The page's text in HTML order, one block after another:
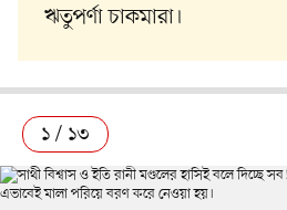
ঋতুপর্ণা চাকমারা।
১ / ১৩